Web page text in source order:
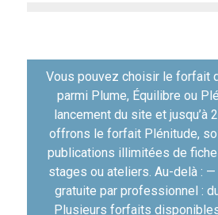
Навигация
записям
Vous pouvez choisir le forfait
parmi Plume, Équilibre ou
lancement du site et jusqu’à
offrons le forfait Plénitude,
publications illimitées de
stages ou ateliers. Au-delà :
gratuite par professionnel :
Plusieurs forfaits